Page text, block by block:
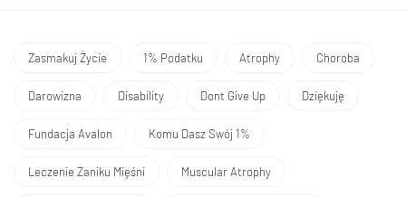
Zasmakuj Życie 1% Podatku Atrophy Choroba
Darowizna Disability Dont Give Up Dziękuję
Fundacja Avalon Komu Dasz Swój 1%
Leczenie Zaniku Mięśni Muscular Atrophy